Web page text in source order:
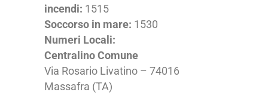
incendi: 1515
Soccorso in mare: 1530
Numeri Locali:
Centralino Comune
Via Rosario Livatino – 74016
Massafra (TA)